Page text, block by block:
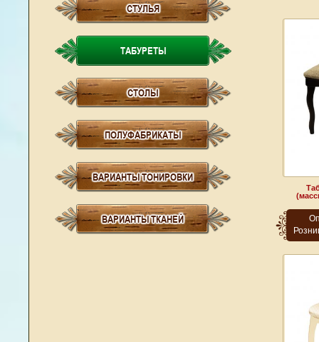
СТУЛЬЯ
ТАБУРЕТЫ
СТОЛЫ
ПОЛУФАБРИКАТЫ
ВАРИАНТЫ ТОНИРОВКИ
ВАРИАНТЫ ТКАНЕЙ